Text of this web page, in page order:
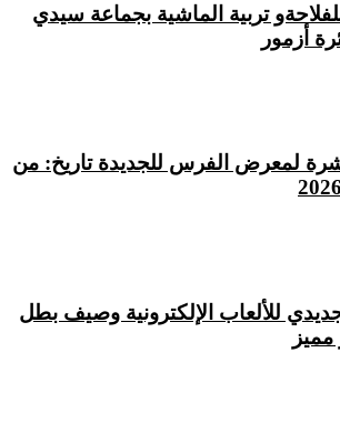
تربية الماشية بجماعة سيدي
أزمور
لمعرض الفرس للجديدة تاريخ: من
للألعاب الإلكترونية وصيف بطل